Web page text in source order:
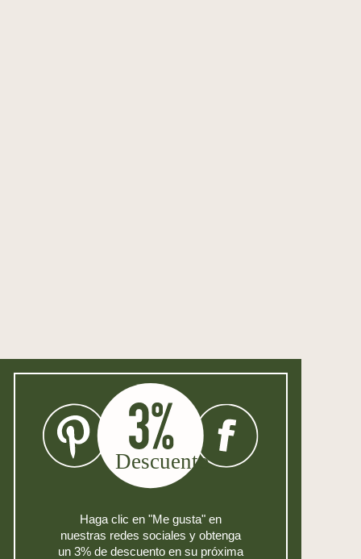
Haga clic en "Me gusta" en
nuestras redes sociales y obtenga
un 3% de descuento en su próxima